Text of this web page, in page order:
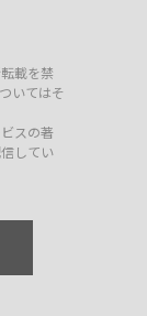
載を禁
いてはそ
スの著
してい